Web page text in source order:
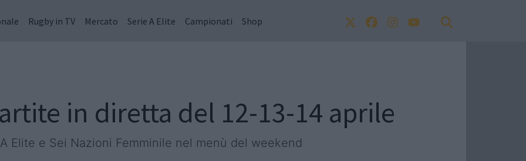
Rugby in TV Mercato Serie A Elite Campionati Shop
in diretta del 12-13-14 aprile
Elite e Sei Nazioni Femminile nel menù del weekend